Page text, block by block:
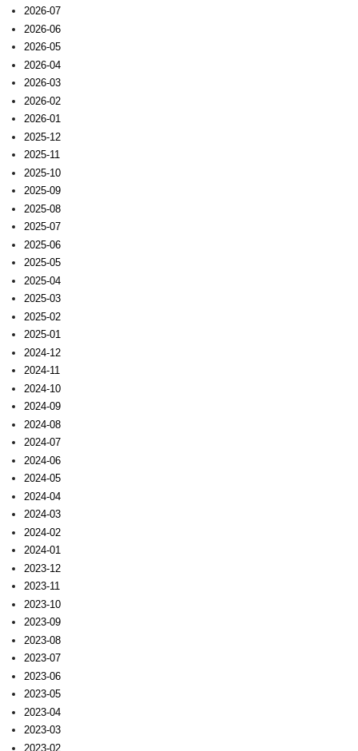
2026-07
2026-06
2026-05
2026-04
2026-03
2026-02
2026-01
2025-12
2025-11
2025-10
2025-09
2025-08
2025-07
2025-06
2025-05
2025-04
2025-03
2025-02
2025-01
2024-12
2024-11
2024-10
2024-09
2024-08
2024-07
2024-06
2024-05
2024-04
2024-03
2024-02
2024-01
2023-12
2023-11
2023-10
2023-09
2023-08
2023-07
2023-06
2023-05
2023-04
2023-03
2023-02